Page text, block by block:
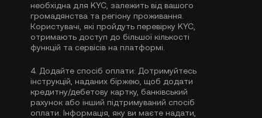
необхідна для KYC, залежить від вашого
громадянства та регіону проживання.
Користувачі, які пройдуть перевірку KYC,
отримають доступ до більшої кількості
функцій та сервісів на платформі.
4. Додайте спосіб оплати: Дотримуйтесь
інструкцій, наданих біржею, щоб додати
кредитну/дебетову картку, банківський
рахунок або інший підтримуваний спосіб
оплати. Інформація, яку ви маєте надати,